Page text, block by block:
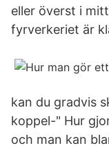
eller överst i
fyrverkeriet är
kan du gradvis
koppel-" Hur
och man kan